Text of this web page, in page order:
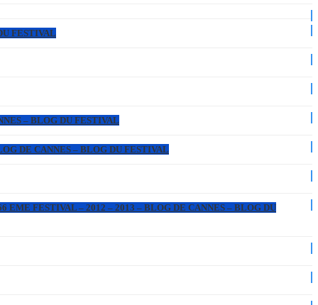
FESTIVAL
– BLOG DU FESTIVAL
DE CANNES – BLOG DU FESTIVAL
FESTIVAL – 2012 – 2013 – BLOG DE CANNES – BLOG DU